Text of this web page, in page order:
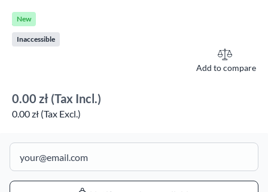
New
Inaccessible
Add to compare
0.00 zł (Tax Incl.)
0.00 zł (Tax Excl.)